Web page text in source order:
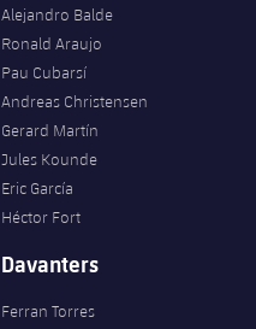
Alejandro Balde
Ronald Araujo
Pau Cubarsí
Andreas Christensen
Gerard Martín
Jules Kounde
Eric García
Héctor Fort
Davanters
Ferran Torres